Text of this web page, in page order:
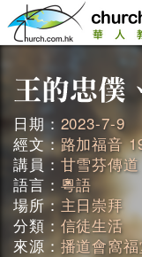
日期： 2023-7-9
經文：路加福音
講員：甘雪芬傳道
語言： 粵語
場所： 主日崇拜
分類： 信徒生活
來源： 播道會窩